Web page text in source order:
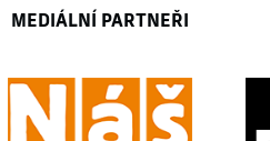
MEDIÁLNÍ PARTNEŘI